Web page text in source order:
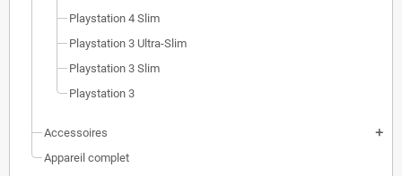
Playstation 4 Slim
Playstation 3 Ultra-Slim
Playstation 3 Slim
Playstation 3
Accessoires add
Appareil complet